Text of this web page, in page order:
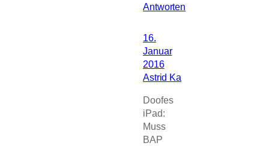
Antworten
16.
Januar
2016
Astrid Ka
Doofes
iPad:
Muss
BAP